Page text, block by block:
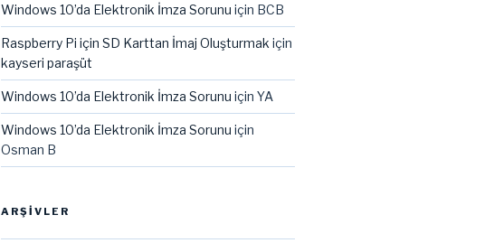
Windows 10’da Elektronik İmza Sorunu için BCB
Raspberry Pi için SD Karttan İmaj Oluşturmak için
kayseri paraşüt
Windows 10’da Elektronik İmza Sorunu için YA
Windows 10’da Elektronik İmza Sorunu için
Osman B
ARŞIVLER